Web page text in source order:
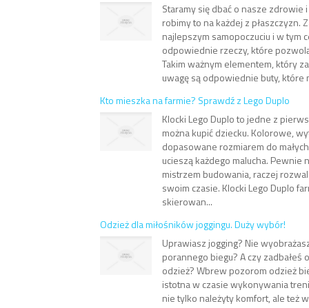
Staramy się dbać o nasze zdrowie
robimy to na każdej z płaszczyzn.
najlepszym samopoczuciu i w tym
odpowiednie rzeczy, które
Takim ważnym elementem, który
uwagę są odpowiednie buty, które
Kto mieszka na farmie? Sprawdź z Lego Duplo
Klocki Lego Duplo to jedne z
można kupić dziecku. Kolorowe,
dopasowane rozmiarem do
ucieszą każdego malucha. Pewnie
mistrzem budowania, raczej
swoim czasie. Klocki Lego Duplo
skierowan...
Odzież dla miłośników joggingu. Duży wybór!
Uprawiasz jogging? Nie
porannego biegu? A czy zadbałeś
odzież? Wbrew pozorom odzież
istotna w czasie wykonywania
nie tylko należyty komfort, ale też